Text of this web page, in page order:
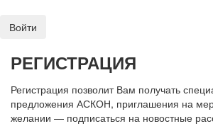
Войти
РЕГИСТРАЦИЯ
Регистрация позволит Вам получать
предложения АСКОН, приглашения на
желании — подписаться на новостные